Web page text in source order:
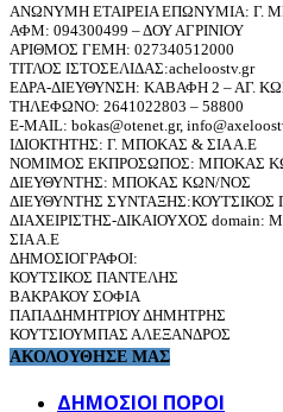
ΑΝΩΝΥΜΗ ΕΤΑΙΡΕΙΑ ΕΠΩΝΥΜΙΑ: Γ.
ΑΦΜ: 094300499 – ΔΟΥ ΑΓΡΙΝΙΟΥ
ΑΡΙΘΜΟΣ ΓΕΜΗ: 027340512000
ΤΙΤΛΟΣ ΙΣΤΟΣΕΛΙΔΑΣ:acheloostv.gr
ΕΔΡΑ-ΔΙΕΥΘΥΝΣΗ: ΚΑΒΑΦΗ 2 – ΑΓ.
ΤΗΛΕΦΩΝΟ: 2641022803 – 58800
E-MAIL: bokas@otenet.gr,
ΙΔΙΟΚΤΗΤΗΣ: Γ. ΜΠΟΚΑΣ & ΣΙΑ Α.Ε
ΝΟΜΙΜΟΣ ΕΚΠΡΟΣΩΠΟΣ: ΜΠΟΚΑΣ
ΔΙΕΥΘΥΝΤΗΣ: ΜΠΟΚΑΣ ΚΩΝ/ΝΟΣ
ΔΙΕΥΘΥΝΤΗΣ ΣΥΝΤΑΞΗΣ:ΚΟΥΤΣΙΚΟΣ
ΔΙΑΧΕΙΡΙΣΤΗΣ-ΔΙΚΑΙΟΥΧΟΣ
ΣΙΑ Α.Ε
ΔΗΜΟΣΙΟΓΡΑΦΟΙ:
ΚΟΥΤΣΙΚΟΣ ΠΑΝΤΕΛΗΣ
ΒΑΚΡΑΚΟΥ ΣΟΦΙΑ
ΠΑΠΑΔΗΜΗΤΡΙΟΥ ΔΗΜΗΤΡΗΣ
ΚΟΥΤΣΙΟΥΜΠΑΣ ΑΛΕΞΑΝΔΡΟΣ
ΑΚΟΛΟΥΘΗΣΕ ΜΑΣ
ΔΗΜΟΣΙΟΙ ΠΟΡΟΙ